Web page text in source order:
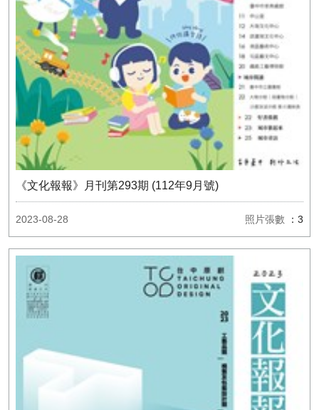
《文化報報》月刊第293期 (112年9月號)
2023-08-28 照片張數 ：3